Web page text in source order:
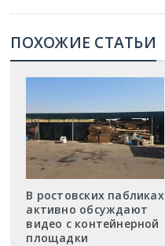
ПОХОЖИЕ СТАТЬИ
В ростовских пабликах
активно обсуждают
видео с контейнерной
площадки